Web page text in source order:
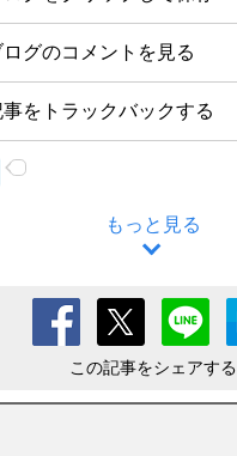
ログのコメントを見る
事をトラックバックする
もっと見る
この記事をシェアする